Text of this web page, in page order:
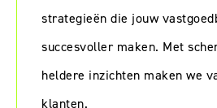
strategieën die jouw
succesvoller maken. Met
heldere inzichten maken we
klanten.